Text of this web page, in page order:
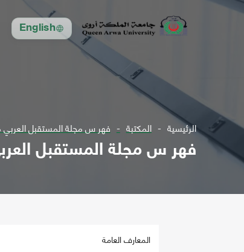
English
الرئيسية المكتبة فهر س مجلة المستقبل العربي
فهر س مجلة المستقبل
المعارف العامة